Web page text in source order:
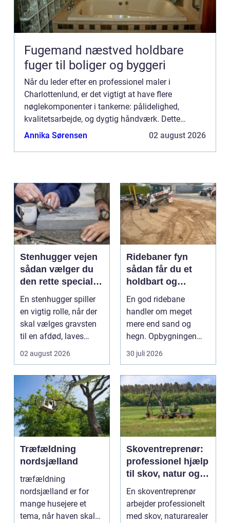
Fugemand næstved holdbare
fuger til boliger og byggeri
Når du leder efter en professionel maler i
Charlottenlund, er det vigtigt at have flere
nøglekomponenter i tankerne: pålidelighed,
kvalitetsarbejde, og dygtig håndværk. Dette
charmerende område, berømt for sine historiske
Annika Sørensen 02 august 2026
Stenhugger vejen
sådan vælger du
den rette specialist
i stenarbejde
En stenhugger spiller
en vigtig rolle, når der
skal vælges gravsten
til en afdød, laves
mindesten ti...
02 august 2026
Ridebaner fyn
sådan får du et
holdbart og
funktionelt
underlag
En god ridebane
handler om meget
mere end sand og
hegn. Opbygningen
under overfladen afgør,
30 juli 2026
Træfældning
nordsjælland
træfældning
nordsjælland er for
mange husejere et
tema, når haven skal
Skoventreprenør:
professionel hjælp
til skov, natur og
træopgaver
En skoventreprenør
arbejder professionelt
med skov, naturarealer